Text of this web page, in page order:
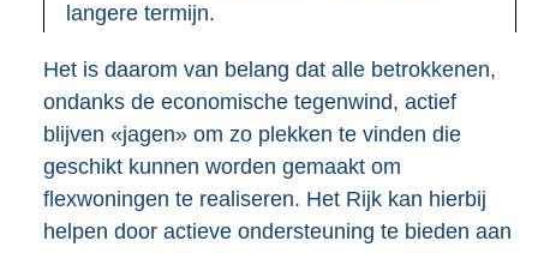
langere termijn.
Het is daarom van belang dat alle betrokkenen,
ondanks de economische tegenwind, actief
blijven «jagen» om zo plekken te vinden die
geschikt kunnen worden gemaakt om
flexwoningen te realiseren. Het Rijk kan hierbij
helpen door actieve ondersteuning te bieden aan